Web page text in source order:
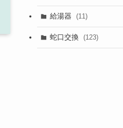
給湯器 (11)
蛇口交換 (123)